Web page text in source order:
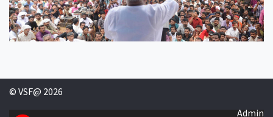
© VSF@ 2026
Admin